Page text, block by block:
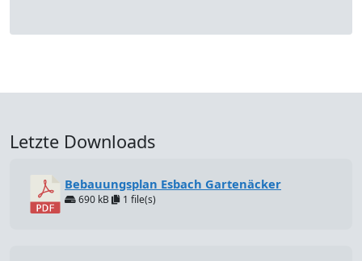
Letzte Downloads
Bebauungsplan Esbach Gartenäcker
690 kB 1 file(s)